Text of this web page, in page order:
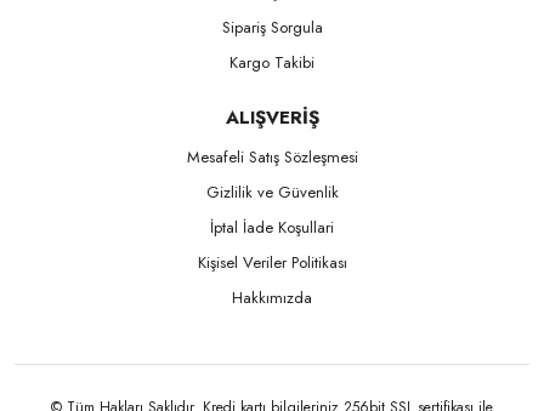
Sipariş Sorgula
Kargo Takibi
ALIŞVERİŞ
Mesafeli Satış Sözleşmesi
Gizlilik ve Güvenlik
İptal İade Koşullari
Kişisel Veriler Politikası
Hakkımızda